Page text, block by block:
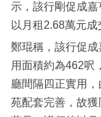
示，該行剛促成
以月租2.68萬元成
鄭琨稱，該行促
用面積約為462呎
廳間隔四正實用
苑配套完善，故